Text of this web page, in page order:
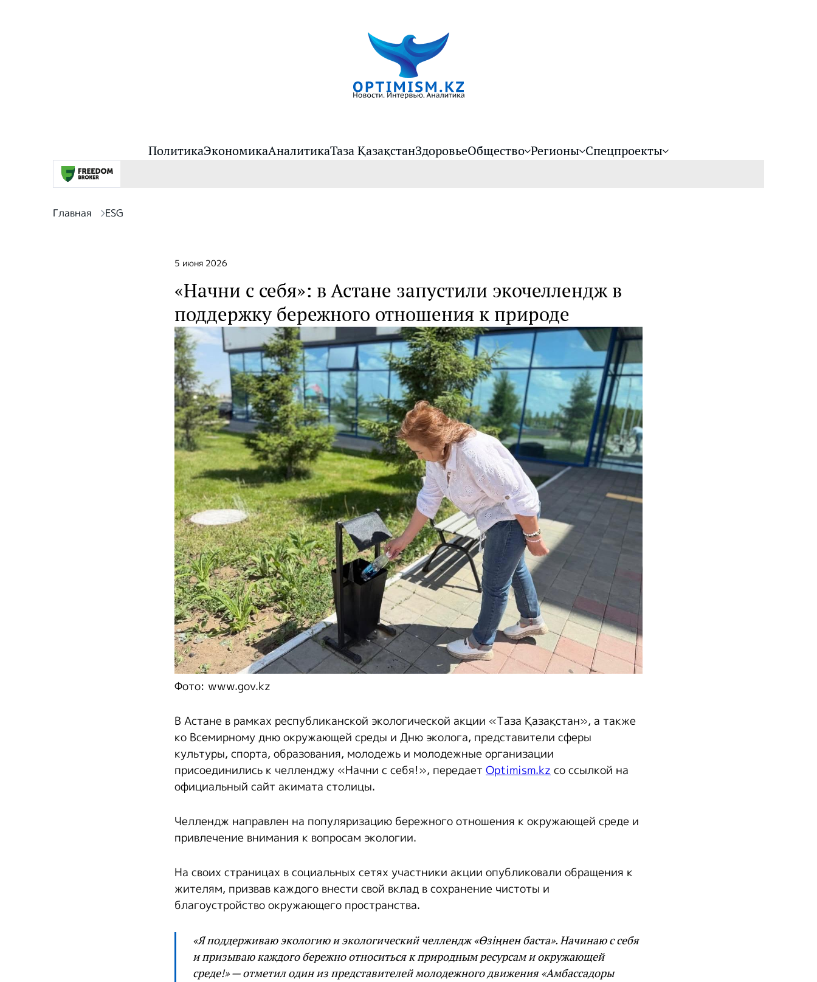
ПолитикаЭкономикаАналитикаТаза ҚазақстанЗдоровьеОбщество Регионы Спецпроекты
Главная ESG
5 июня 2026
«Начни с себя»: в Астане запустили экочеллендж в
поддержку бережного отношения к природе
Фото: www.gov.kz
В Астане в рамках республиканской экологической акции «Таза Қазақстан», а также
ко Всемирному дню окружающей среды и Дню эколога, представители сферы
культуры, спорта, образования, молодежь и молодежные организации
присоединились к челленджу «Начни с себя!», передает Optimism.kzсо ссылкой на
официальный сайт акимата столицы.
Челлендж направлен на популяризацию бережного отношения к окружающей среде и
привлечение внимания к вопросам экологии.
На своих страницах в социальных сетях участники акции опубликовали обращения к
жителям, призвав каждого внести свой вклад в сохранение чистоты и
благоустройство окружающего пространства.
«Я поддерживаю экологию и экологический челлендж «Өзіңнен баста». Начинаю с себя
и призываю каждого бережно относиться к природным ресурсам и окружающей
среде!» — отметил один из представителей молодежного движения «Амбассадоры